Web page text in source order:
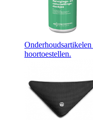
Onderhoudsartikelen
hoortoestellen.